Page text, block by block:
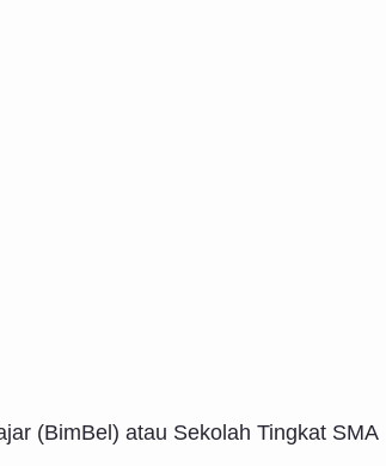
(BimBel) atau Sekolah Tingkat SMA